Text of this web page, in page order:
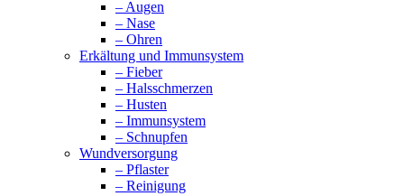
– Augen
– Nase
– Ohren
Erkältung und Immunsystem
– Fieber
– Halsschmerzen
– Husten
– Immunsystem
– Schnupfen
Wundversorgung
– Pflaster
– Reinigung